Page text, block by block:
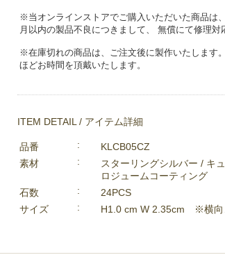
※当オンラインストアでご購入いただいた商品は
月以内の製品不良につきまして、 無償にて修理対
※在庫切れの商品は、ご注文後に製作いたします
ほどお時間を頂戴いたします。
ITEM DETAIL / アイテム詳細
品番
KLCB05CZ
素材
スターリングシルバー / キ
ロジュームコーティング
石数
24PCS
サイズ
H1.0 cm W 2.35cm ※横